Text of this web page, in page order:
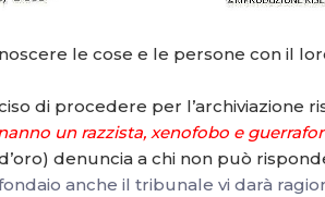
le cose e le persone con il
di procedere per l’archiviazione
un razzista, xenofobo e
denuncia a chi non può
anche il tribunale vi darà